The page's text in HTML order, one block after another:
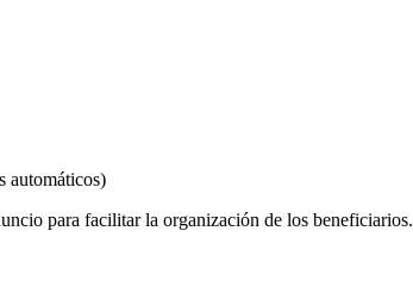
automáticos)
para facilitar la organización de los beneficiarios.